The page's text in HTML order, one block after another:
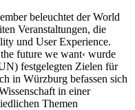
beleuchtet der World
Veranstaltungen, die
und User Experience.
future we want‹ wurde
festgelegten Zielen für
in Würzburg befassen sich
in einer
Themen